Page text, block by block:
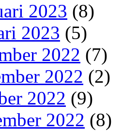
2023 (8)
2023 (5)
2022 (7)
2022 (2)
2022 (9)
2022 (8)